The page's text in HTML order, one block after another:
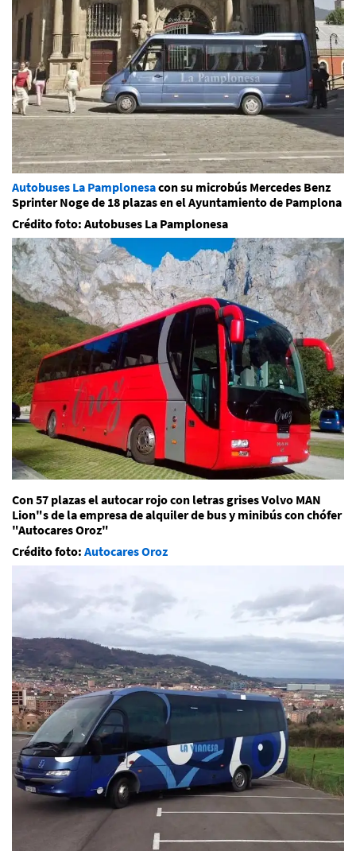
Autobuses La Pamplonesacon su microbús Mercedes Benz
Sprinter Noge de 18 plazas en el Ayuntamiento de Pamplona
Crédito foto: Autobuses La Pamplonesa
Con 57 plazas el autocar rojo con letras grises Volvo MAN
Lion"s de la empresa de alquiler de bus y minibús con chófer
"Autocares Oroz"
Crédito foto: Autocares Oroz